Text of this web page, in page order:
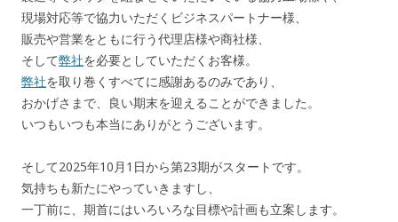
現場対応等で協力いただくビジネスパートナー様、
販売や営業をともに行う代理店様や商社様、
そして弊社を必要としていただくお客様。
弊社を取り巻くすべてに感謝あるのみであり、
おかげさまで、良い期末を迎えることができました。
いつもいつも本当にありがとうございます。
そして2025年10月1日から第23期がスタートです。
気持ちも新たにやっていきますし、
一丁前に、期首にはいろいろな目標や計画も立案します。